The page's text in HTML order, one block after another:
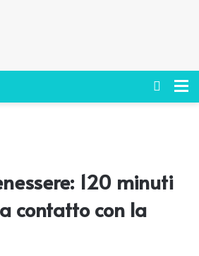
Cerca
120 minuti
contatto con la